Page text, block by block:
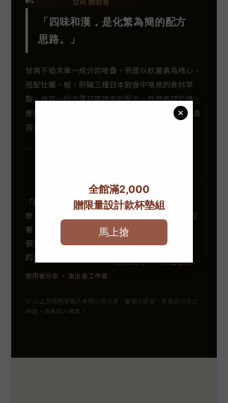
「四味和漢，是化繁為簡的配方
思路。」
甘爽不追求單一成分的堆疊，而是以秋薑黃為核心，
搭配牡蠣、蜆、肝臟三種日本飲食中常見的食材萃
取，做成一份方便日常補充的配方。我們希望忙碌、
應酬、外食的成人，都能簡單地把它納入每天的飲食
習慣。
顆粒（袋裝）方便攜
帶，出差或加班時隨身帶
著，餐後配水就能補充，
很適合我這種時間不固定
的生活。
使用者分享 · 常出差工作者
味道沒有想像中難入
口，當作每天飯後的固定
習慣，盒裝份量也好計
算，一個月剛剛好。
使用者分享 · 外食上班族
※ 以上為使用者個人食用心得分享，屬個人感受，非產品功效之
保證，效果因人而異。